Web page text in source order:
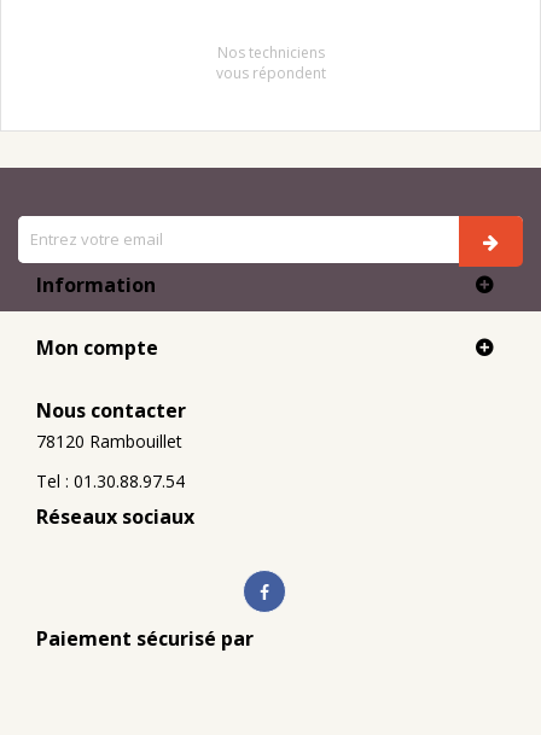
Nos techniciens
vous répondent
Information
Mon compte
Nous contacter
78120 Rambouillet
Tel : 01.30.88.97.54
Réseaux sociaux
Paiement sécurisé par